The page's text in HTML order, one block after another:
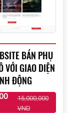
BÁN PHỤ
VỚI GIAO DIỆN
ĐỘNG
15,000,000
VND
THÊM